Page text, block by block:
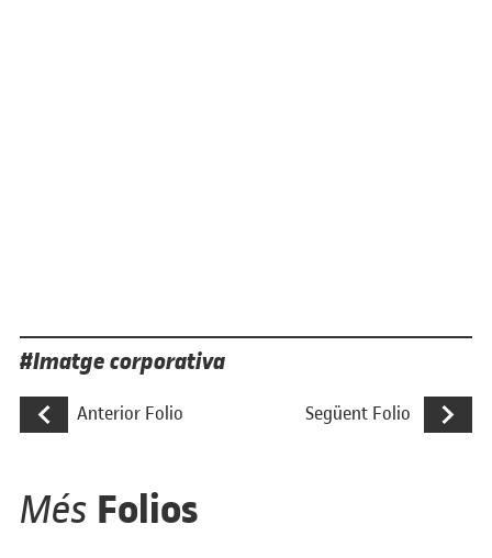
Etiquetes
Imatge corporativa
Navegació d'entrades
Anterior Folio Una marca de disseny amb consciència
Següent Folio Identitat
Més Folios